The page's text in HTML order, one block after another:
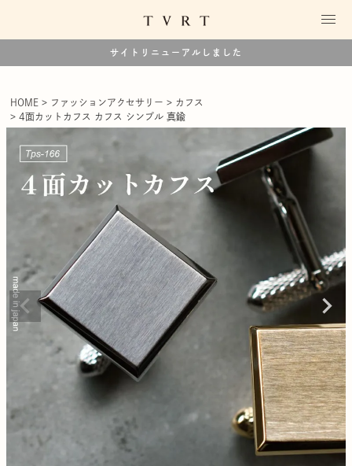
サイトリニューアルしました
HOME ファッションアクセサリー
カフス
4面カットカフス カフス シンプル 真鍮